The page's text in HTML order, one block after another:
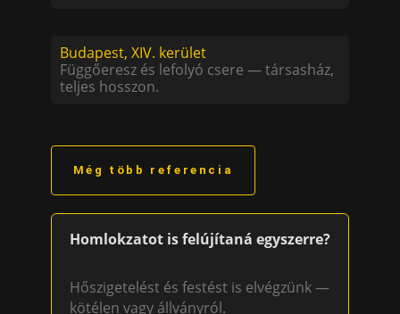
Budapest, XIV. kerület
Függőeresz és lefolyó csere — társasház,
teljes hosszon.
Még több referencia
Homlokzatot is felújítaná egyszerre?
Hőszigetelést és festést is elvégzünk —
kötélen vagy állványról.